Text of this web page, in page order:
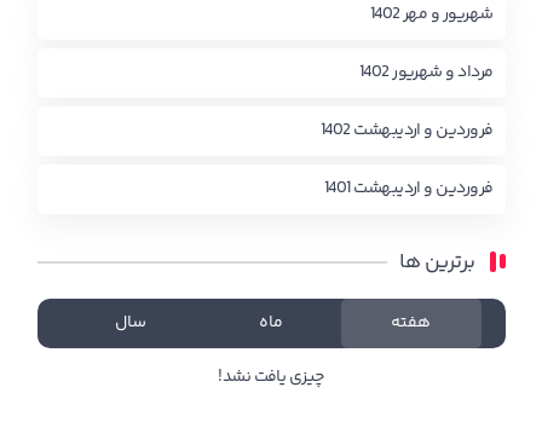
شهریور و مهر 1402
مرداد و شهریور 1402
فروردین و اردیبهشت 1402
فروردین و اردیبهشت 1401
برترین ها
هفته ماه سال
چیزی یافت نشد!